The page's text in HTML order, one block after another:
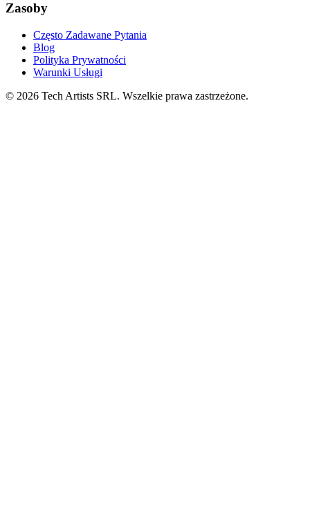
Zasoby
Często Zadawane Pytania
Blog
Polityka Prywatności
Warunki Usługi
© 2026 Tech Artists SRL. Wszelkie prawa zastrzeżone.